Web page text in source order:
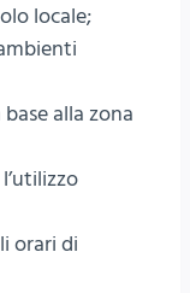
locale;
alla zona
orari di